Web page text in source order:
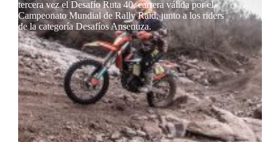
tercera vez el Desafío Ruta 40, carrera válida por el
Campeonato Mundial de Rally Raid, junto a los riders
de la categoría Desafíos Ansenuza.